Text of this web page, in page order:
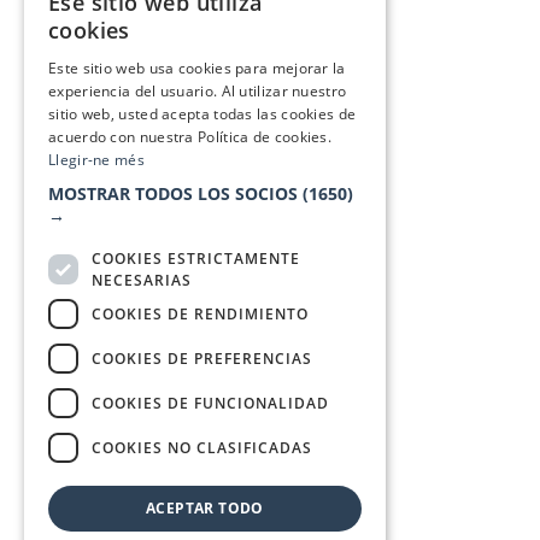
cookies
Este sitio web usa cookies para mejorar la
experiencia del usuario. Al utilizar nuestro
sitio web, usted acepta todas las cookies de
acuerdo con nuestra Política de cookies.
Llegir-ne més
MOSTRAR TODOS LOS SOCIOS (1650)
→
COOKIES ESTRICTAMENTE
NECESARIAS
COOKIES DE RENDIMIENTO
COOKIES DE PREFERENCIAS
COOKIES DE FUNCIONALIDAD
COOKIES NO CLASIFICADAS
ACEPTAR TODO